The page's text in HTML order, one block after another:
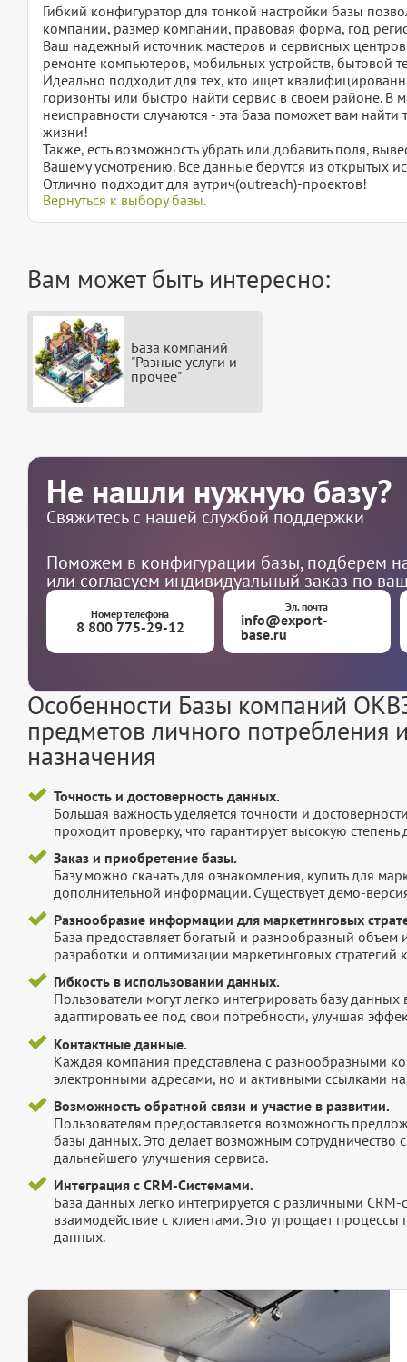
Гибкий конфигуратор для тонкой настройки базы
компании, размер компании, правовая форма, год
Ваш надежный источник мастеров и сервисных
ремонте компьютеров, мобильных устройств, бытовой
Идеально подходит для тех, кто ищет
горизонты или быстро найти сервис в своем районе. В
неисправности случаются - эта база поможет вам
жизни!
Также, есть возможность убрать или добавить поля,
Вашему усмотрению. Все данные берутся из открытых
Отлично подходит для аутрич(outreach)-проектов!
Вернуться к выбору базы.
Вам может быть интересно:
База компаний
"Разные услуги и
прочее"
Не нашли нужную базу?
Свяжитесь с нашей службой поддержки
Поможем в конфигурации базы, подберем
или согласуем индивидуальный заказ по
Номер телефона
8 800 775-29-12
Эл. почта
info@export-
base.ru
Особенности Базы компаний
предметов личного потребления
назначения
Точность и достоверность данных.
Большая важность уделяется точности и
проходит проверку, что гарантирует высокую
Заказ и приобретение базы.
Базу можно скачать для ознакомления, купить для
дополнительной информации. Существует демо-
Разнообразие информации для маркетинговых
База предоставляет богатый и разнообразный
разработки и оптимизации маркетинговых стратегий
Гибкость в использовании данных.
Пользователи могут легко интегрировать базу
адаптировать ее под свои потребности, улучшая
Контактные данные.
Каждая компания представлена с разнообразными
электронными адресами, но и активными ссылками
Возможность обратной связи и участие в развитии.
Пользователям предоставляется возможность
базы данных. Это делает возможным сотрудничество
дальнейшего улучшения сервиса.
Интеграция с CRM-Системами.
База данных легко интегрируется с различными
взаимодействие с клиентами. Это упрощает
данных.